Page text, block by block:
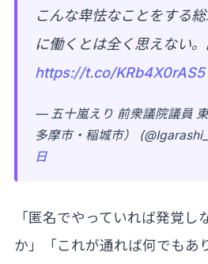
こんな卑怯なことをする
に働くとは全く思えない。
https://t.co/KRb4X0rAS5
— 五十嵐えり 前衆議院議員
多摩市・稲城市）
日
「匿名でやっていれば発覚し
か」「これが通れば何でもあ